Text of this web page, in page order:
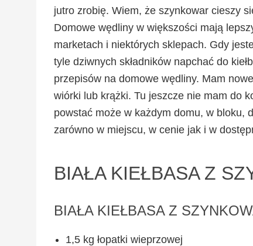
jutro zrobię. Wiem, że szynkowar cieszy
Domowe wędliny w większości mają
marketach i niektórych sklepach. Gdy
tyle dziwnych składników napchać do
przepisów na domowe wędliny. Mam
wiórki lub krążki. Tu jeszcze nie mam do
powstać może w każdym domu, w bloku,
zarówno w miejscu, w cenie jak i w
BIAŁA KIEŁBASA Z
BIAŁA KIEŁBASA Z
1,5 kg łopatki wieprzowej